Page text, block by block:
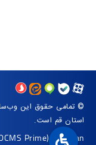
© تمامی حقوق این
استان قم است.
Prime)|Arvan